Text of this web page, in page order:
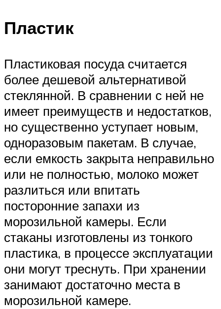
Пластик
Пластиковая посуда считается
более дешевой альтернативой
стеклянной. В сравнении с ней не
имеет преимуществ и недостатков,
но существенно уступает новым,
одноразовым пакетам. В случае,
если емкость закрыта неправильно
или не полностью, молоко может
разлиться или впитать
посторонние запахи из
морозильной камеры. Если
стаканы изготовлены из тонкого
пластика, в процессе эксплуатации
они могут треснуть. При хранении
занимают достаточно места в
морозильной камере.